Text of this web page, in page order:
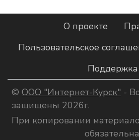
О проекте
Пользовательское
Поддержка
© ООО "Интернет-Курск" -
защищены 2026г.
При копировании